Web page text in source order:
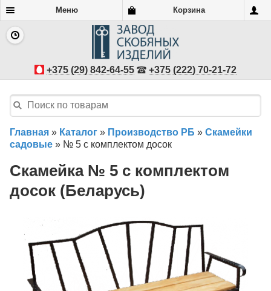
Меню Корзина
+375 (29) 842-64-55 +375 (222) 70-21-72
Главная » Каталог » Производство РБ » Скамейки
садовые » № 5 с комплектом досок
Скамейка № 5 с комплектом
досок (Беларусь)